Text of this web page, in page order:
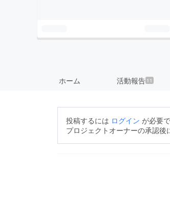
ホーム 活動報告 11
投稿するには ログイン が必要で
プロジェクトオーナーの承認後